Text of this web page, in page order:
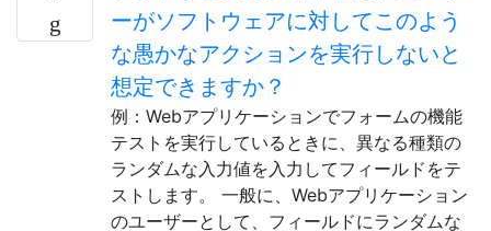
ーがソフトウェアに対してこのよう
な愚かなアクションを実行しないと
想定できますか？
例：Webアプリケーションでフォームの機能
テストを実行しているときに、異なる種類の
ランダムな入力値を入力してフィールドをテ
ストします。 一般に、Webアプリケーション
のユーザーとして、フィールドにランダムな